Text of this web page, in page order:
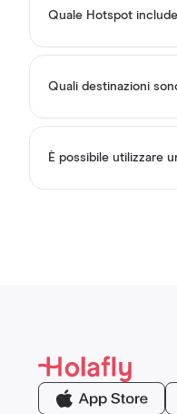
Quale Hotspot
Quali destinazioni
È possibile utilizzare